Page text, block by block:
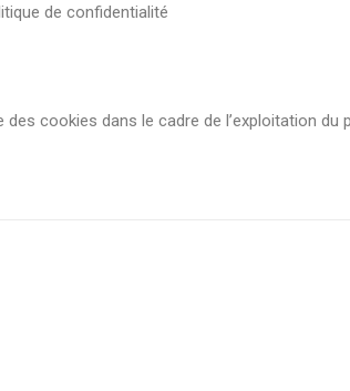
de confidentialité
des cookies dans le cadre de l’exploitation